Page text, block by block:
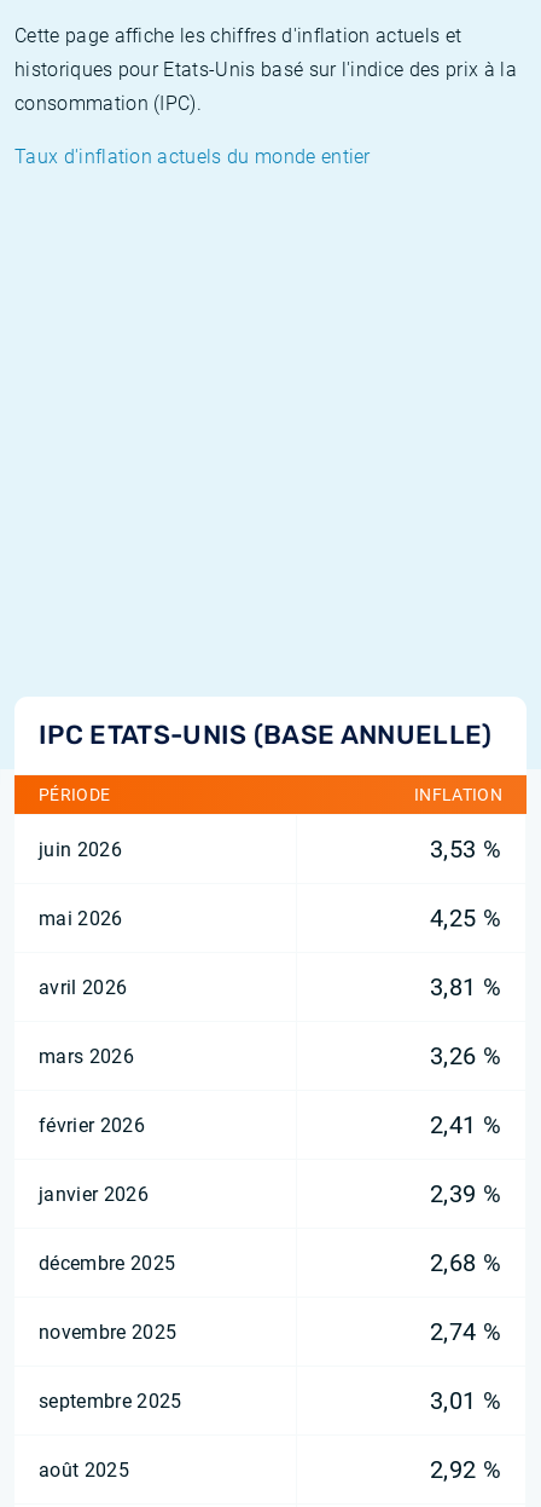
Cette page affiche les chiffres d'inflation actuels et
historiques pour Etats-Unis basé sur l'indice des prix à la
consommation (IPC).
Taux d'inflation actuels du monde entier
IPC ETATS-UNIS (BASE ANNUELLE)
PÉRIODE INFLATION
juin 2026 3,53 %
mai 2026 4,25 %
avril 2026 3,81 %
mars 2026 3,26 %
février 2026 2,41 %
janvier 2026 2,39 %
décembre 2025 2,68 %
novembre 2025 2,74 %
septembre 2025 3,01 %
août 2025 2,92 %